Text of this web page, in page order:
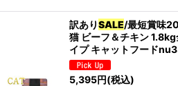
訳ありSALE/最短賞味
猫 ビーフ＆チキン
イプ キャットフード
5,395円(税込)